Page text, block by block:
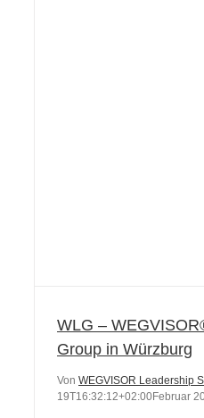
WLG –
Group in Würzburg
Von WEGVISOR Leadership
19T16:32:12+02:00Februar